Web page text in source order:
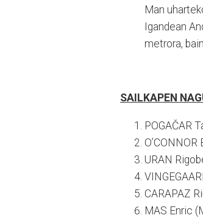
Man
Igandean
metrora,
SAILKAPEN
POGAČAR
URAN
CARAPAZ
MAS Enric